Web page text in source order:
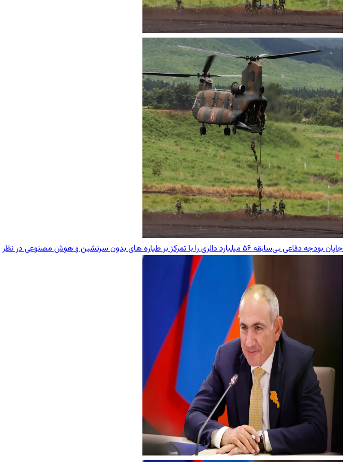
جاپان بودجه دفاعی بی‌سابقه ۵۶ میلیارد دالری را با تمرکز بر طیاره های بدون سرنشین و هوش مصنوعی در نظر